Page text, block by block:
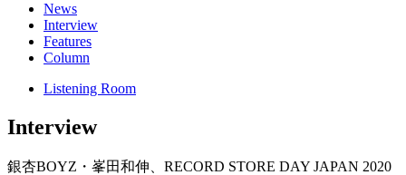
News
Interview
Features
Column
Listening Room
Interview
銀杏BOYZ・峯田和伸、RECORD STORE DAY JAPAN 2020